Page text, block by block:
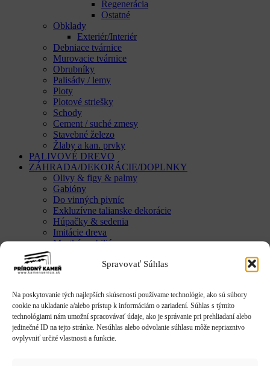
Spravovať Súhlas
Na poskytovanie tých najlepších skúseností používame technológie, ako sú súbory
cookie na ukladanie a/alebo prístup k informáciám o zariadení. Súhlas s týmito
technológiami nám umožní spracovávať údaje, ako je správanie pri prehliadaní alebo
jedinečné ID na tejto stránke. Nesúhlas alebo odvolanie súhlasu môže nepriaznivo
ovplyvniť určité vlastnosti a funkcie.
Regenerácia
Ostatné
Obklady
Exteriér/Interiér
Debniace tvárnice
Murovacie tvárnice
Obrubníky
Palisády / lemy
Ploty
Plotové striešky
Schody
Cement / suché zmesy
Stavebné železo
Žlaby a kan. prvky
PALIVOVÉ DREVO
ZÁHRADA/DEKORÁCIE/DOPLNKY
Olivy & figy & palmy
Gabióny
Do vinných pivníc
Exkluzívne talianske dekorácie
Húpačky & sedenia
Imitácie dreva
Mestký mobiliár
Krbové doplnky
Kvetináče & Záhony
CLASSIC
LUX
SMART
Vyvýšené záhony
Studne / fontány